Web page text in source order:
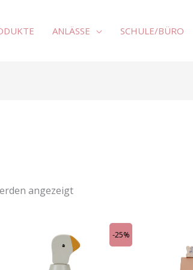
ANLÄSSE SCHULE/BÜRO
angezeigt
-25%
Preis
war:
CHF 24.90
Aktueller